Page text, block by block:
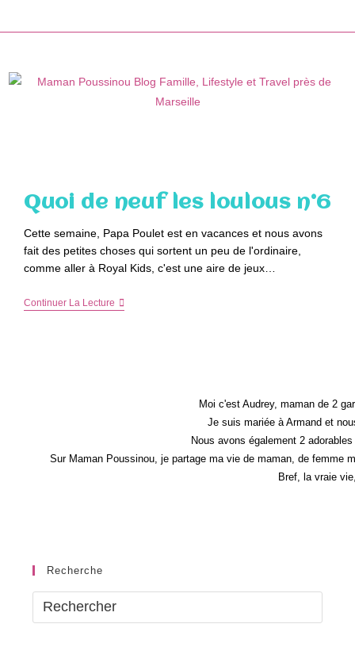
Quoi de neuf les loulous n°6
Cette semaine, Papa Poulet est en vacances et nous avons
fait des petites choses qui sortent un peu de l'ordinaire,
comme aller à Royal Kids, c'est une aire de jeux…
Continuer La LectureQuoi
Moi c'est Audrey, maman de 2
Je suis mariée à Armand et
Nous avons également 2
Sur Maman Poussinou, je partage ma vie de maman, de femme
Bref, la vraie
Recherche